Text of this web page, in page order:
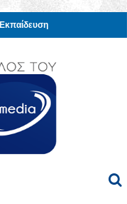
Εκπαίδευση